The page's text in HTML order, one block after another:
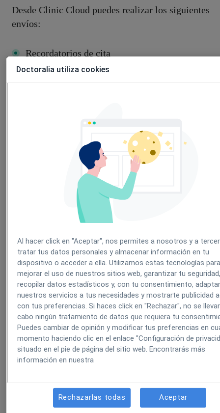
Desde Clinic Cloud puedes realizar los siguientes
envíos:
Recordatorios de cita
Confirmaciones de cita
Envío de presupuestos
Enlace a videoconsultas
2. Requisitos previos (RGPD y
Antes de configurar tu correo, es importante tener
cuenta:
Lapolítica de privacidadincluida en los emails
será la que tengas configurada en tu cuenta de
correo.
Para enviar emails, el contacto debe tener
Para campañas de email y SMS, también debe
estar activa la casilla dePublicidad.
Doctoralia utiliza cookies
Al hacer click en "Aceptar", nos permites a nosotros y a
tratar tus datos personales y almacenar información en tu
dispositivo o acceder a ella. Utilizamos estas tecnologías
mejorar el uso de nuestros sitios web, garantizar tu
recopilar datos estadísticos y, con tu consentimiento,
nuestros servicios a tus necesidades y mostrarte publicidad
con tus preferencias. Si haces click en "Rechazar", no se
cabo ningún tratamiento de datos que requiera tu
Puedes cambiar de opinión y modificar tus preferencias en
momento haciendo clic en el enlace "Configuración de
situado en el pie de página del sitio web. Encontrarás más
información en nuestra
Rechazarlas todas Aceptar